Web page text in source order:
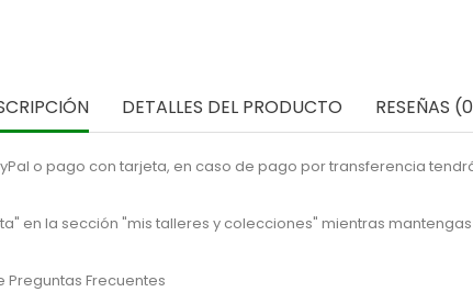
DETALLES DEL PRODUCTO RESEÑAS
o pago con tarjeta, en caso de pago por transferencia
en la sección "mis talleres y colecciones" mientras
Preguntas Frecuentes